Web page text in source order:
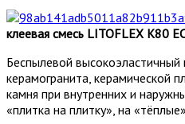
клеевая смесь LITOFLEX K80
Беспылевой высокоэластичный
керамогранита, керамической
камня при внутренних и
«плитка на плитку», на